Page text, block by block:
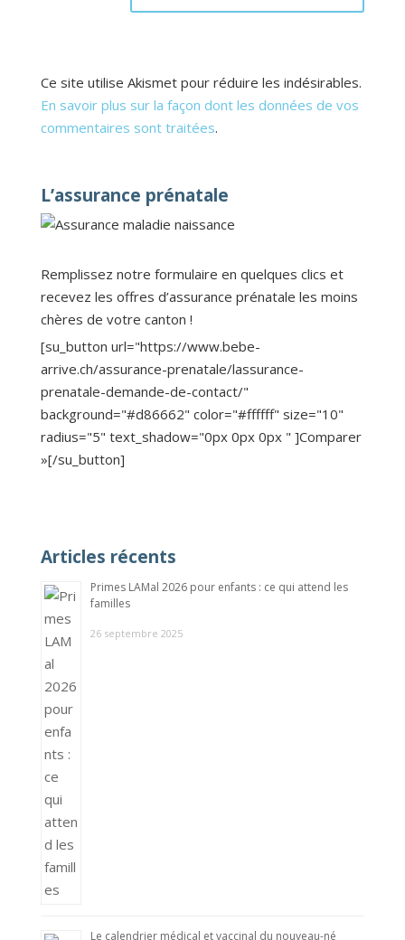
Ce site utilise Akismet pour réduire les indésirables.
En savoir plus sur la façon dont les données de vos
commentaires sont traitées.
L’assurance prénatale
Remplissez notre formulaire en quelques clics et
recevez les offres d’assurance prénatale les moins
chères de votre canton !
[su_button url="https://www.bebe-
arrive.ch/assurance-prenatale/lassurance-
prenatale-demande-de-contact/"
background="#d86662" color="#ffffff" size="10"
radius="5" text_shadow="0px 0px 0px " ]Comparer
»[/su_button]
Articles récents
Primes LAMal 2026 pour enfants : ce qui attend les
familles
26 septembre 2025
Le calendrier médical et vaccinal du nouveau-né